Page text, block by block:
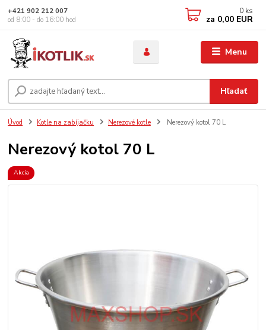
Menu
Hľadať
+421 902 212 007
od 8:00 - do 16:00 hod
0 ks
za 0,00 EUR
Úvod Kotle na zabíjačku Nerezové kotle Nerezový kotol 70 L
Nerezový kotol 70 L
Akcia